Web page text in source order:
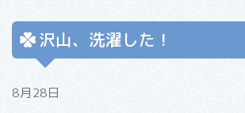
沢山、洗濯した！
8月28日